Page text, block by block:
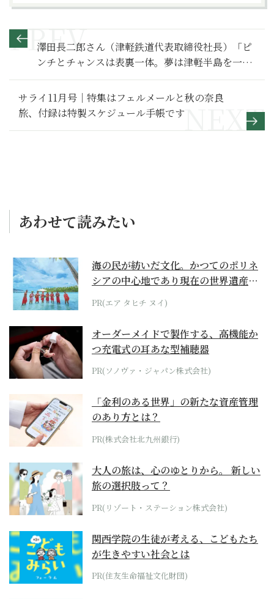
澤田長二郎さん（津軽鉄道代表取締役社長）「ピ
ンチとチャンスは表裏一体。夢は津軽半島を一周
する環状鉄道の実現です」
サライ11月号｜特集はフェルメールと秋の奈良
旅、付録は特製スケジュール手帳です
あわせて読みたい
海の民が紡いだ文化。かつてのポリネ
シアの中心地であり現在の世界遺産か
らみえてくる...
PR(エア タヒチ ヌイ)
オーダーメイドで製作する、高機能か
つ充電式の耳あな型補聴器
PR(ソノヴァ・ジャパン株式会社)
「金利のある世界」の新たな資産管理
のあり方とは？
PR(株式会社北九州銀行)
大人の旅は、心のゆとりから。 新しい
旅の選択肢って？
PR(リゾート・ステーション株式会社)
関西学院の生徒が考える、こどもたち
が生きやすい社会とは
PR(住友生命福祉文化財団)